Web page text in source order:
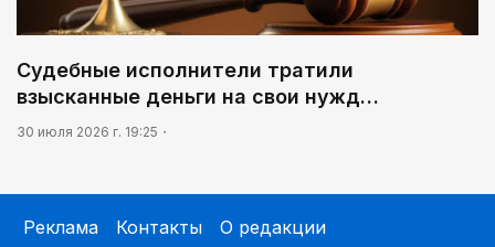
Судебные исполнители тратили
взысканные деньги на свои нужд…
30 июля 2026 г. 19:25
Реклама Контакты
О редакции